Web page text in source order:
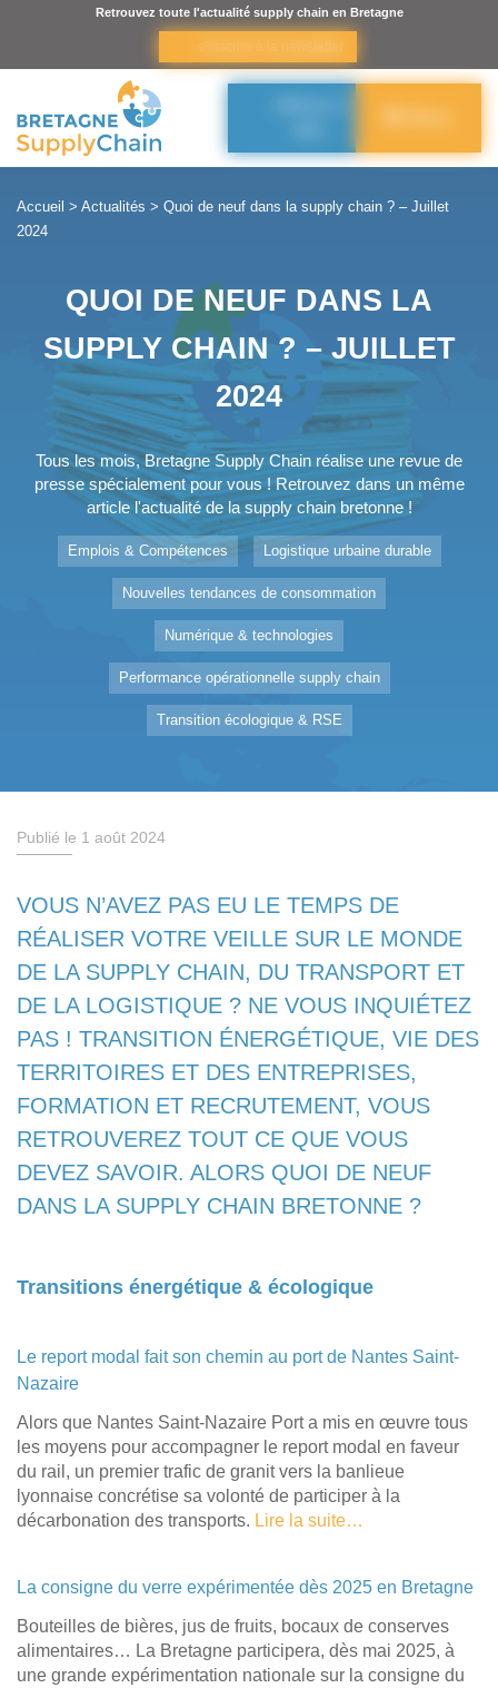
Retrouvez toute l'actualité supply chain en Bretagne
Accueil > Actualités > Quoi de neuf dans la supply chain ? – Juillet
2024
QUOI DE NEUF DANS LA
SUPPLY CHAIN ? – JUILLET
2024
Tous les mois, Bretagne Supply Chain réalise une revue de
presse spécialement pour vous ! Retrouvez dans un même
article l'actualité de la supply chain bretonne !
Emplois & Compétences Logistique urbaine durable
Nouvelles tendances de consommation
Numérique & technologies
Performance opérationnelle supply chain
Transition écologique & RSE
Publié le 1 août 2024
VOUS N’AVEZ PAS EU LE TEMPS DE
RÉALISER VOTRE VEILLE SUR LE MONDE
DE LA SUPPLY CHAIN, DU TRANSPORT ET
DE LA LOGISTIQUE ? NE VOUS INQUIÉTEZ
PAS ! TRANSITION ÉNERGÉTIQUE, VIE DES
TERRITOIRES ET DES ENTREPRISES,
FORMATION ET RECRUTEMENT, VOUS
RETROUVEREZ TOUT CE QUE VOUS
DEVEZ SAVOIR. ALORS QUOI DE NEUF
DANS LA SUPPLY CHAIN BRETONNE ?
Transitions énergétique & écologique
Le report modal fait son chemin au port de Nantes Saint-
Nazaire
Alors que Nantes Saint-Nazaire Port a mis en œuvre tous
les moyens pour accompagner le report modal en faveur
du rail, un premier trafic de granit vers la banlieue
lyonnaise concrétise sa volonté de participer à la
décarbonation des transports. Lire la suite…
La consigne du verre expérimentée dès 2025 en Bretagne
Bouteilles de bières, jus de fruits, bocaux de conserves
alimentaires… La Bretagne participera, dès mai 2025, à
une grande expérimentation nationale sur la consigne du
Panneau de gestion des cookies